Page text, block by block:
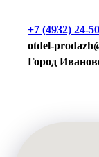
+7 (4932) 24-
otdel-
Город